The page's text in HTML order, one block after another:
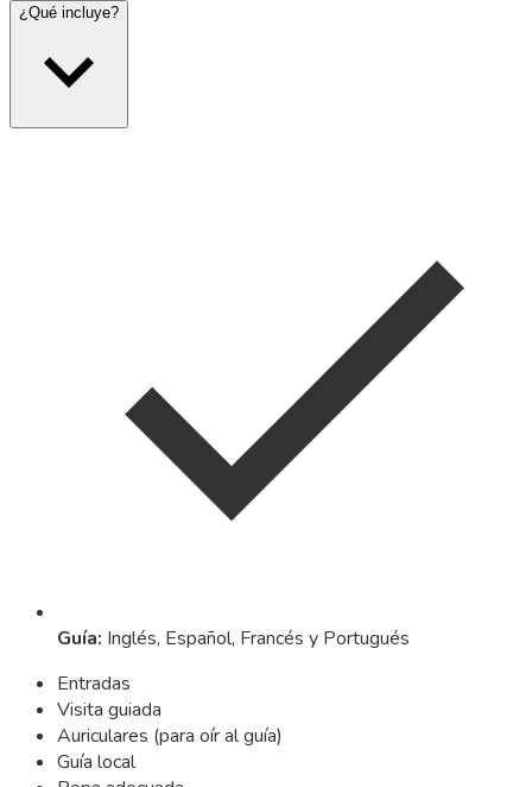
¿Qué incluye?
Guía: Inglés, Español, Francés y Portugués
Entradas
Visita guiada
Auriculares (para oír al guía)
Guía local